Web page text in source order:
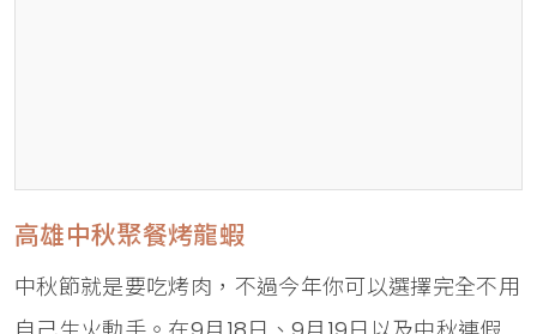
高雄中秋聚餐烤龍蝦
中秋節就是要吃烤肉，不過今年你可以選擇完全不用